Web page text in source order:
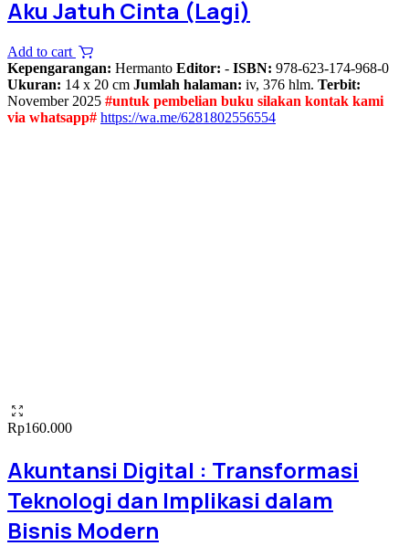
Aku Jatuh Cinta (Lagi)
Add to cart
Kepengarangan: Hermanto Editor: - ISBN: 978-623-174-968-0
Ukuran: 14 x 20 cm Jumlah halaman: iv, 376 hlm. Terbit:
November 2025 #untuk pembelian buku silakan kontak kami
via whatsapp# https://wa.me/6281802556554
Rp160.000
Akuntansi Digital : Transformasi
Teknologi dan Implikasi dalam
Bisnis Modern